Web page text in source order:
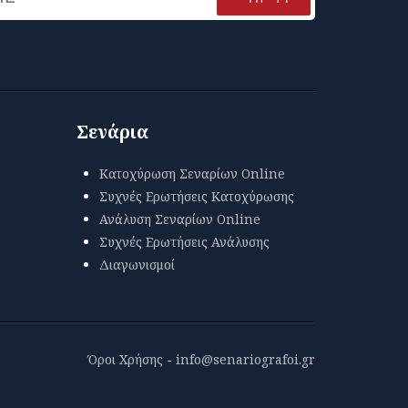
Σενάρια
Κατοχύρωση Σεναρίων Online
Συχνές Ερωτήσεις Κατοχύρωσης
Ανάλυση Σεναρίων Online
Συχνές Ερωτήσεις Ανάλυσης
Διαγωνισμοί
Όροι Χρήσης - info@senariografoi.gr